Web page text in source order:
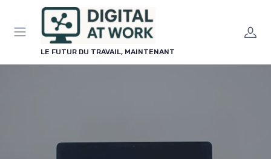
LE FUTUR DU TRAVAIL, MAINTENANT
Panneau de gestion des cookies